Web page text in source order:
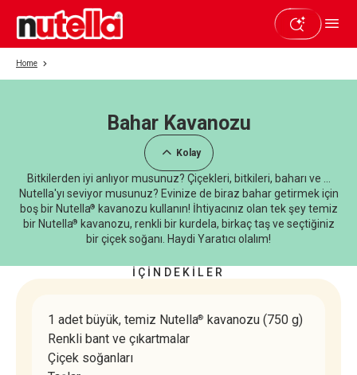
Home
Bahar Kavanozu
Kolay
Bitkilerden iyi anlıyor musunuz? Çiçekleri, bitkileri, baharı ve ...
Nutella'yı seviyor musunuz? Evinize de biraz bahar getirmek için
boş bir Nutella®
kavanozu kullanın! İhtiyacınız olan tek şey temiz
bir Nutella®
kavanozu, renkli bir kurdela, birkaç taş ve seçtiğiniz
bir çiçek soğanı. Haydi Yaratıcı olalım!
Beğendiyseniz paylaşın
İÇİNDEKİLER
1 adet büyük, temiz Nutella® kavanozu (750 g)
Renkli bant ve çıkartmalar
Çiçek soğanları